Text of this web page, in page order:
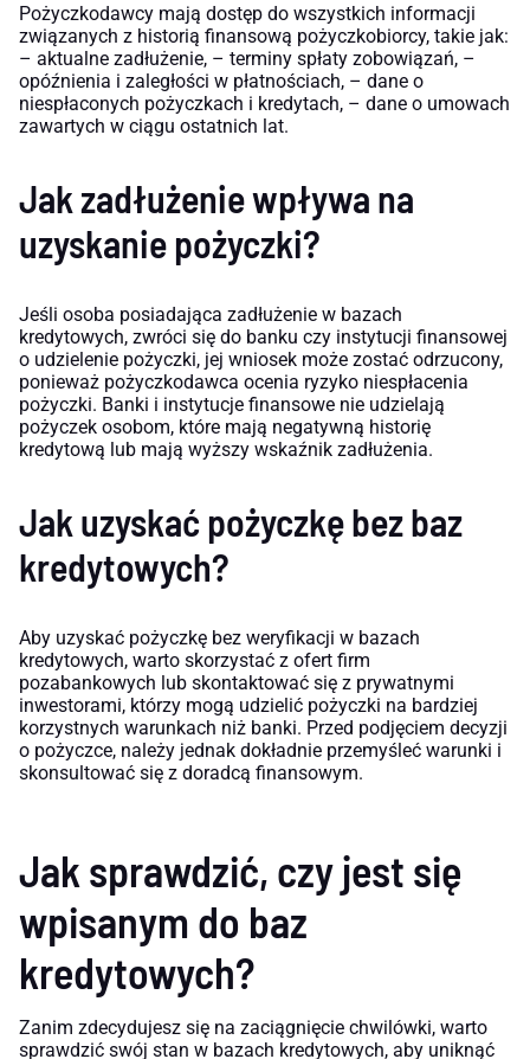
Pożyczkodawcy mają dostęp do wszystkich informacji
związanych z historią finansową pożyczkobiorcy, takie jak:
– aktualne zadłużenie, – terminy spłaty zobowiązań, –
opóźnienia i zaległości w płatnościach, – dane o
niespłaconych pożyczkach i kredytach, – dane o umowach
zawartych w ciągu ostatnich lat.
Jak zadłużenie wpływa na
uzyskanie pożyczki?
Jeśli osoba posiadająca zadłużenie w bazach
kredytowych, zwróci się do banku czy instytucji finansowej
o udzielenie pożyczki, jej wniosek może zostać odrzucony,
ponieważ pożyczkodawca ocenia ryzyko niespłacenia
pożyczki. Banki i instytucje finansowe nie udzielają
pożyczek osobom, które mają negatywną historię
kredytową lub mają wyższy wskaźnik zadłużenia.
Jak uzyskać pożyczkę bez baz
kredytowych?
Aby uzyskać pożyczkę bez weryfikacji w bazach
kredytowych, warto skorzystać z ofert firm
pozabankowych lub skontaktować się z prywatnymi
inwestorami, którzy mogą udzielić pożyczki na bardziej
korzystnych warunkach niż banki. Przed podjęciem decyzji
o pożyczce, należy jednak dokładnie przemyśleć warunki i
skonsultować się z doradcą finansowym.
Jak sprawdzić, czy jest się
wpisanym do baz
kredytowych?
Zanim zdecydujesz się na zaciągnięcie chwilówki, warto
sprawdzić swój stan w bazach kredytowych, aby uniknąć